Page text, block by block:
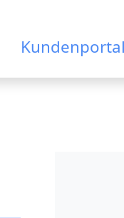
Kundenportal